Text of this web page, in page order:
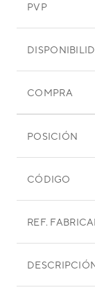
PVP
COMPRA
POSICIÓN
CÓDIGO
REF.